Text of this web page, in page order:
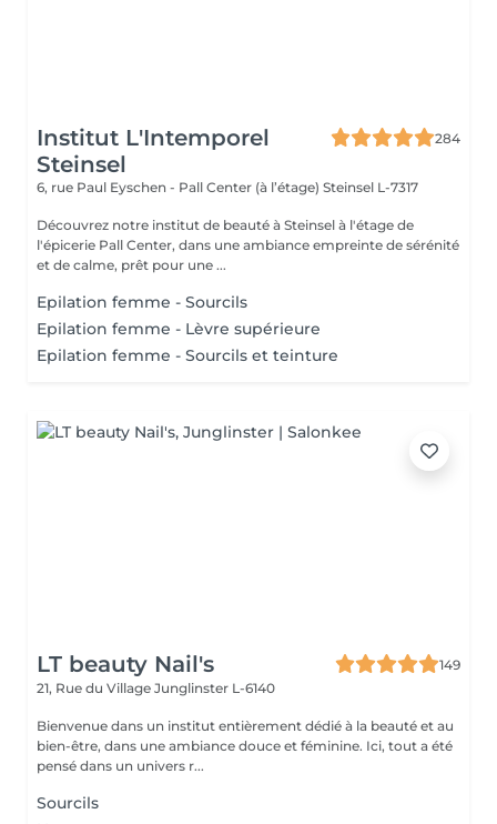
Institut L'Intemporel
Steinsel
284
6, rue Paul Eyschen - Pall Center (à l’étage) Steinsel L-7317
Découvrez notre institut de beauté à Steinsel à l'étage de
l'épicerie Pall Center, dans une ambiance empreinte de sérénité
et de calme, prêt pour une ...
Epilation femme - Sourcils
Epilation femme - Lèvre supérieure
Epilation femme - Sourcils et teinture
LT beauty Nail's
149
21, Rue du Village Junglinster L-6140
Bienvenue dans un institut entièrement dédié à la beauté et au
bien-être, dans une ambiance douce et féminine. Ici, tout a été
pensé dans un univers r...
Sourcils